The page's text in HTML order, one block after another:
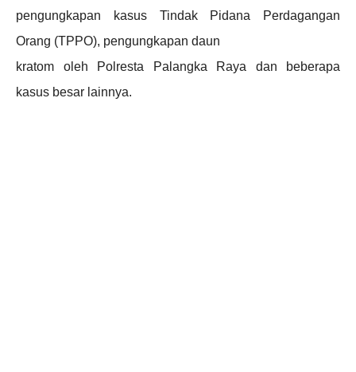
pengungkapan kasus Tindak Pidana Perdagangan
Orang (TPPO), pengungkapan daun
kratom oleh Polresta Palangka Raya dan beberapa
kasus besar lainnya.